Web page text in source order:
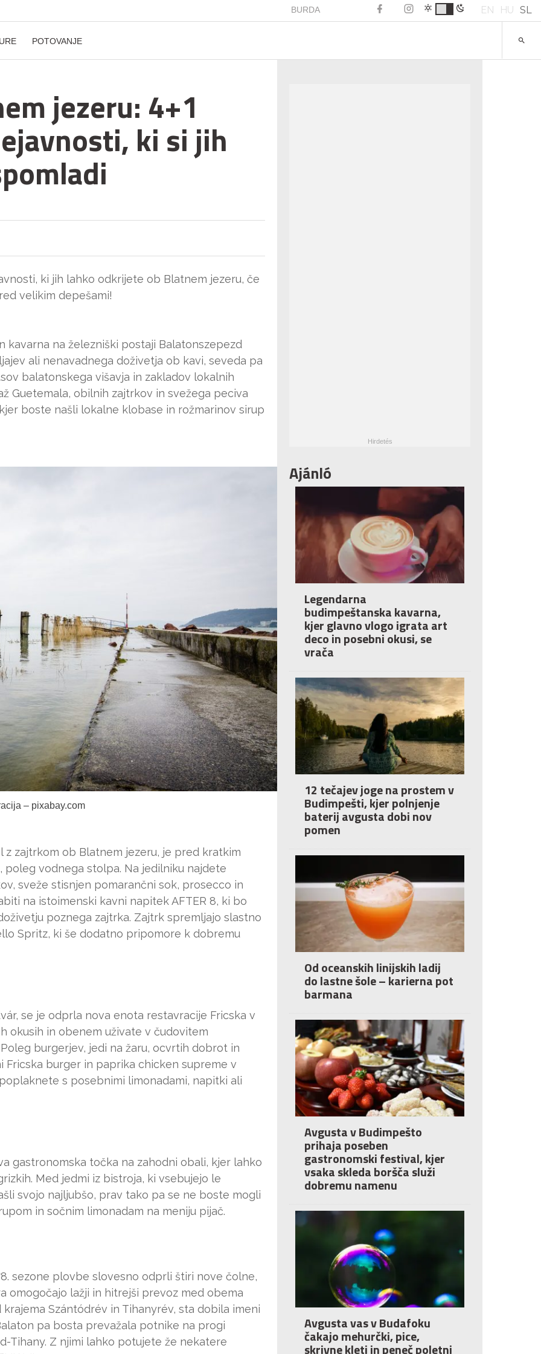
BURDA EN HU SL
POTOVANJE
jezeru: 4+1
ki si jih
ki jih lahko odkrijete ob Blatnem jezeru, če
velikim depešami!
na železniški postaji Balatonszepezd
ali nenavadnega doživetja ob kavi, seveda pa
balatonskega višavja in zakladov lokalnih
Guetemala, obilnih zajtrkov in svežega peciva
boste našli lokalne klobase in rožmarinov sirup
– pixabay.com
z zajtrkom ob Blatnem jezeru, je pred kratkim
vodnega stolpa. Na jedilniku najdete
sveže stisnjen pomarančni sok, prosecco in
na istoimenski kavni napitek AFTER 8, ki bo
poznega zajtrka. Zajtrk spremljajo slastno
Spritz, ki še dodatno pripomore k dobremu
se je odprla nova enota restavracije Fricska v
okusih in obenem uživate v čudovitem
burgerjev, jedi na žaru, ocvrtih dobrot in
burger in paprika chicken supreme v
s posebnimi limonadami, napitki ali
gastronomska točka na zahodni obali, kjer lahko
Med jedmi iz bistroja, ki vsebujejo le
svojo najljubšo, prav tako pa se ne boste mogli
in sočnim limonadam na meniju pijač.
sezone plovbe slovesno odprli štiri nove čolne,
omogočajo lažji in hitrejši prevoz med obema
Szántódrév in Tihanyrév, sta dobila imeni
pa bosta prevažala potnike na progi
Tihany. Z njimi lahko potujete že nekatere
Ajánló
Legendarna
budimpeštanska kavarna,
kjer glavno vlogo igrata art
deco in posebni okusi, se
vrača
12 tečajev joge na prostem v
Budimpešti, kjer polnjenje
baterij avgusta dobi nov
pomen
Od oceanskih linijskih ladij
do lastne šole – karierna pot
barmana
Avgusta v Budimpešto
prihaja poseben
gastronomski festival, kjer
vsaka skleda boršča služi
dobremu namenu
Avgusta vas v Budafoku
čakajo mehurčki, pice,
skrivne kleti in peneč poletni